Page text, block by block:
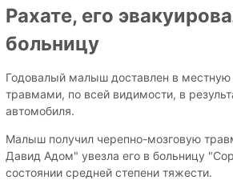
Рахате, его
больницу
Годовалый малыш доставлен в местную
травмами, по всей видимости, в
автомобиля.
Малыш получил черепно-мозговую
Давид Адом" увезла его в больницу
состоянии средней степени тяжести.